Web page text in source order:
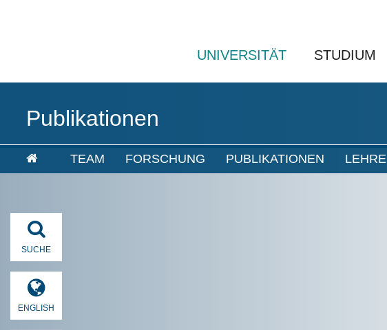
UNIVERSITÄT STUDIUM
Publikationen
TEAM FORSCHUNG PUBLIKATIONEN LEHRE
SUCHE
ENGLISH